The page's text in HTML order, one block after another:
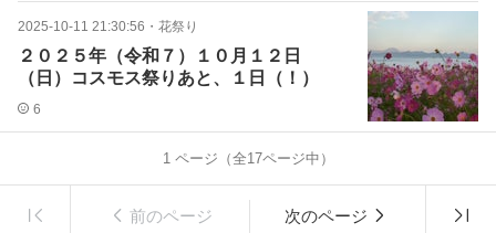
2025-10-11 21:30:56 ・ 花祭り
２０２５年（令和７）１０月１２日
（日）コスモス祭りあと、１日（！）
6
1ページ（全17ページ中）
前のページ 次のページ